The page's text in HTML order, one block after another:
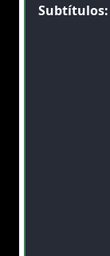
Subtítulos: